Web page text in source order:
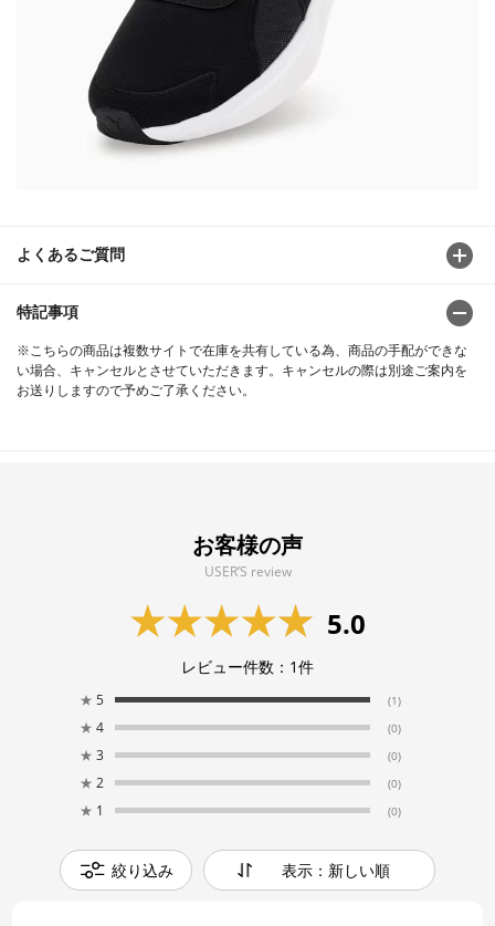
よくあるご質問
特記事項
※こちらの商品は複数サイトで在庫を共有している為、商品の手配ができな
い場合、キャンセルとさせていただきます。キャンセルの際は別途ご案内を
お送りしますので予めご了承ください。
お客様の声
USER’S review
5.0
レビュー件数： 1件
★ 5 (1)
★ 4 (0)
★ 3 (0)
★ 2 (0)
★ 1 (0)
絞り込み 表示：新しい順